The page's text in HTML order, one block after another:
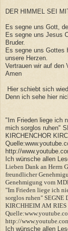
DER HIMMEL SEI
Es segne uns Gott,
Es segne uns Jesus
Bruder.
Es segne uns Gottes
unsere Herzen.
Vertrauen wir auf den
Amen
Hier schiebt sich
Denn ich sehe hier
"Im Frieden liege ich
mich sorglos ruhen"
KIRCHENCHOR
http://
Ich wünsche allen
Lieben Dank an Herrn
freundlicher
Genehmigung vom
"Im Frieden liege ich
sorglos ruhen" SEGNE
KIRCHHEIM AM RIES
http://
Ich wünsche allen